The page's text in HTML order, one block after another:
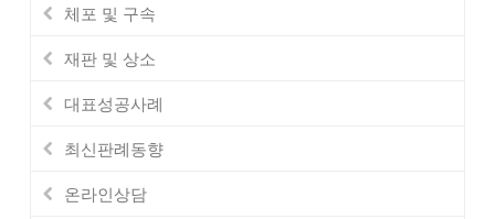
체포 및 구속
재판 및 상소
대표성공사례
최신판례동향
온라인상담